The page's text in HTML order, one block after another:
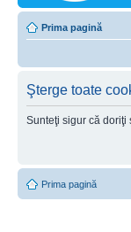
Prima pagină
Şterge toate
Sunteţi sigur că doriţi
Prima pagină